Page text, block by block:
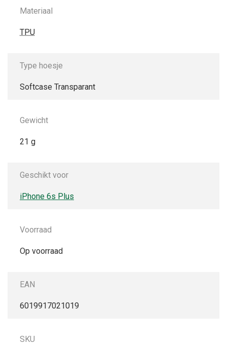
Materiaal
TPU
Type hoesje
Softcase Transparant
Gewicht
21 g
Geschikt voor
iPhone 6s Plus
Voorraad
Op voorraad
EAN
6019917021019
SKU